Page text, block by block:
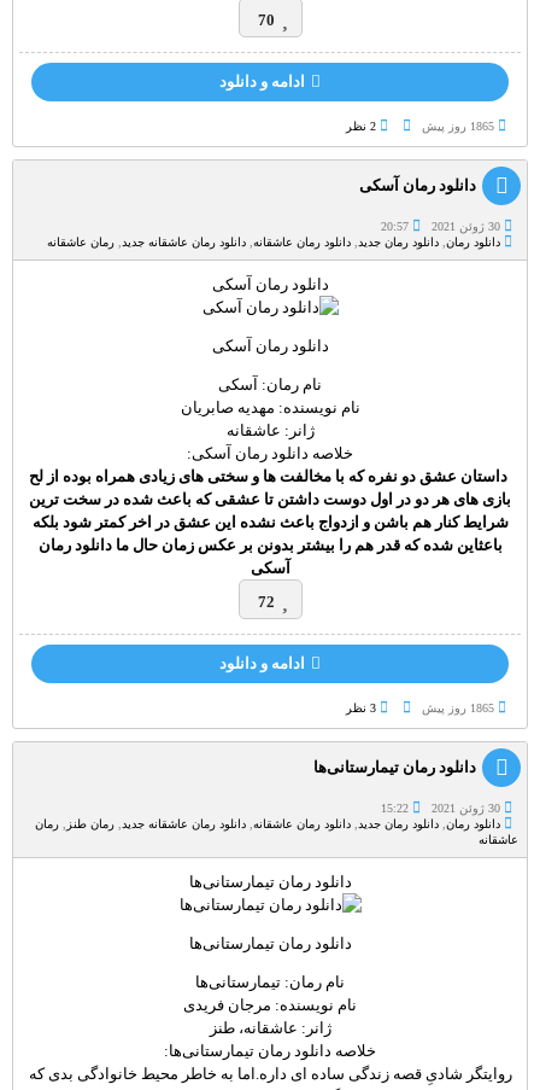
70
ادامه و دانلود
1865 روز پيش 2 نظر
دانلود رمان آسکی
30 ژوئن 2021
20:57
دانلود رمان, دانلود رمان جدید دانلود رمان عاشقانه, دانلود رمان عاشقانه جدید رمان عاشقانه
دانلود رمان آسکی
دانلود رمان آسکی
نام رمان: آسکی
نام نویسنده: مهدیه صابریان
ژانر: عاشقانه
خلاصه دانلود رمان آسکی:
داستان عشق دو نفره که با مخالفت ها و سختی های زیادی همراه بوده از لح
بازی های هر دو در اول دوست داشتن تا عشقی که باعث شده در سخت ترین
شرایط کنار هم باشن و ازدواج باعث نشده این عشق در اخر کمتر شود بلکه
باعثاین شده که قدر هم را بیشتر بدونن بر عکس زمان حال ما دانلود رمان
آسکی
72
ادامه و دانلود
1865 روز پيش 3 نظر
دانلود رمان تیمارستانی‌ها
30 ژوئن 2021
15:22
دانلود رمان, دانلود رمان جدید دانلود رمان عاشقانه, دانلود رمان عاشقانه جدید رمان طنز
رمان
عاشقانه
دانلود رمان تیمارستانی‌ها
دانلود رمان تیمارستانی‌ها
نام رمان: تیمارستانی‌ها
نام نویسنده: مرجان فریدی
ژانر: عاشقانه، طنز
خلاصه دانلود رمان تیمارستانی‌ها:
روایتگر شادیِ قصه زندگی ساده ای داره.اما به خاطر محیط خانوادگی بدی که